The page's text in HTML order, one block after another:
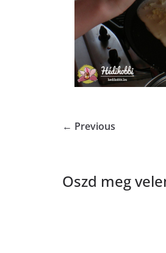
← Previous
Oszd meg